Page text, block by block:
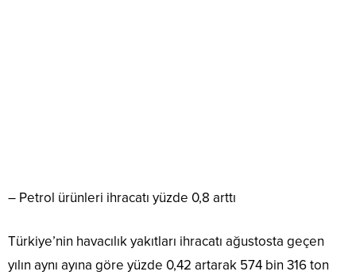
– Petrol ürünleri ihracatı yüzde 0,8 arttı
Türkiye’nin havacılık yakıtları ihracatı ağustosta geçen
yılın aynı ayına göre yüzde 0,42 artarak 574 bin 316 ton